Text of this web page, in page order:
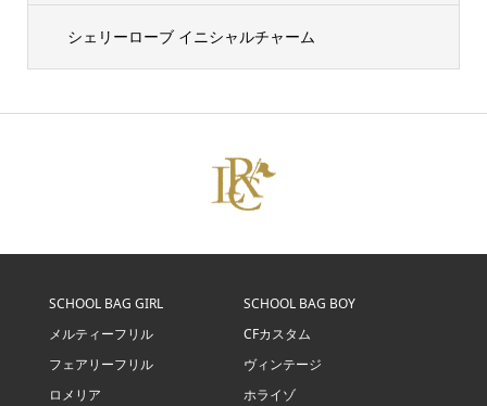
シェリーローブ イニシャルチャーム
SCHOOL BAG GIRL
メルティーフリル
フェアリーフリル
ロメリア
SCHOOL BAG BOY
CFカスタム
ヴィンテージ
ホライゾ